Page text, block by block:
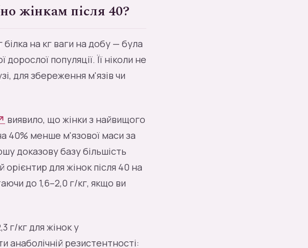
жінкам після 40?
на кг ваги на добу — була
популяції. Її ніколи не
для збереження м'язів чи
виявило, що жінки з найвищого
40% менше м'язової маси за
доказову базу більшість
орієнтир для жінок після 40 на
до 1,6–2,0 г/кг, якщо ви
г/кг для жінок у
анаболічній резистентності: